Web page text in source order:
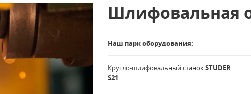
Шлифовальная
Наш парк оборудования:
Кругло-шлифовальный станокSTUDER
S21